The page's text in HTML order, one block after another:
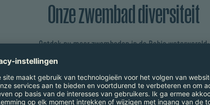
Onze zwembad diversiteit
Ontdek nu meer zwembaden in de Bahia waterwereld: